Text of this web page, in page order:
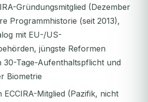
Gründungsmitglied (Dezember
Programmhistorie (seit 2013),
mit EU-/US-
jüngste Reformen
30-Tage-Aufenthaltspflicht und
Biometrie
ECCIRA-Mitglied (Pazifik, nicht